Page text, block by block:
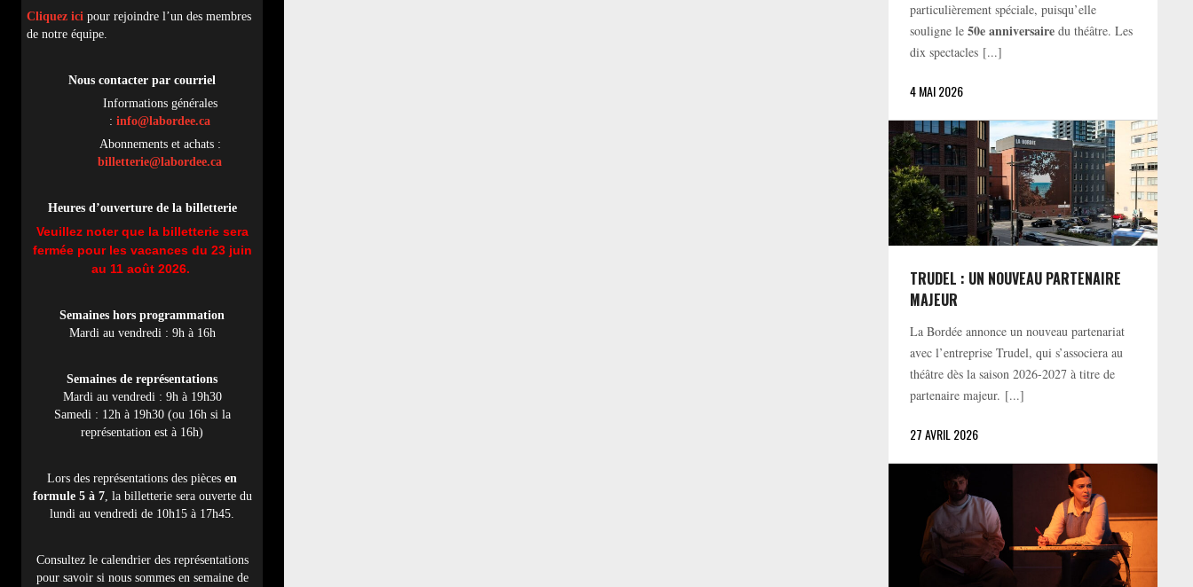
Cliquez ici pour rejoindre l’un des membres
de notre équipe.
Nous contacter par courriel
Informations générales
: info@labordee.ca
Abonnements et achats :
billetterie@labordee.ca
Heures d’ouverture de la billetterie
Veuillez noter que la billetterie sera
fermée pour les vacances du 23 juin
au 11 août 2026.
Semaines hors programmation
Mardi au vendredi : 9h à 16h
Semaines de représentations
Mardi au vendredi : 9h à 19h30
Samedi : 12h à 19h30 (ou 16h si la
représentation est à 16h)
Lors des représentations des pièces en
formule 5 à 7, la billetterie sera ouverte du
lundi au vendredi de 10h15 à 17h45.
Consultez le calendrier des représentations
pour savoir si nous sommes en semaine de
particulièrement spéciale, puisqu’elle
souligne le50e anniversaire du théâtre. Les
dix spectacles [...]
4 MAI 2026
TRUDEL : UN NOUVEAU PARTENAIRE
MAJEUR
La Bordée annonce un nouveau partenariat
avec l’entreprise Trudel, qui s’associera au
théâtre dès la saison 2026-2027 à titre de
partenaire majeur. [...]
27 AVRIL 2026